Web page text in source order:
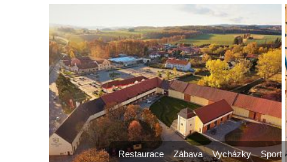
Restaurace Zábava Vycházky Sport